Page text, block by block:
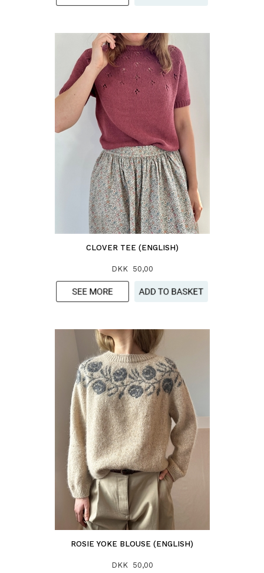
CLOVER TEE (ENGLISH)
DKK 50,00
ROSIE YOKE BLOUSE (ENGLISH)
DKK 50,00